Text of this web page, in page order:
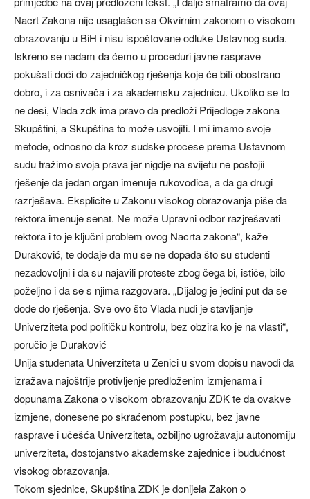
Nacrt Zakona nije usaglašen sa Okvirnim zakonom o visokom
obrazovanju u BiH i nisu ispoštovane odluke Ustavnog suda.
Iskreno se nadam da ćemo u proceduri javne rasprave
pokušati doći do zajedničkog rješenja koje će biti obostrano
dobro, i za osnivača i za akademsku zajednicu. Ukoliko se to
ne desi, Vlada zdk ima pravo da predloži Prijedloge zakona
Skupštini, a Skupština to može usvojiti. I mi imamo svoje
metode, odnosno da kroz sudske procese prema Ustavnom
sudu tražimo svoja prava jer nigdje na svijetu ne postojii
rješenje da jedan organ imenuje rukovodica, a da ga drugi
razrješava. Eksplicite u Zakonu visokog obrazovanja piše da
rektora imenuje senat. Ne može Upravni odbor razjrešavati
rektora i to je ključni problem ovog Nacrta zakona“, kaže
Duraković, te dodaje da mu se ne dopada što su studenti
nezadovoljni i da su najavili proteste zbog čega bi, ističe, bilo
poželjno i da se s njima razgovara. „Dijalog je jedini put da se
dođe do rješenja. Sve ovo što Vlada nudi je stavljanje
Univerziteta pod političku kontrolu, bez obzira ko je na vlasti“,
poručio je Duraković
Unija studenata Univerziteta u Zenici u svom dopisu navodi da
izražava najoštrije protivljenje predloženim izmjenama i
dopunama Zakona o visokom obrazovanju ZDK te da ovakve
izmjene, donesene po skraćenom postupku, bez javne
rasprave i učešća Univerziteta, ozbiljno ugrožavaju autonomiju
univerziteta, dostojanstvo akademske zajednice i budućnost
visokog obrazovanja.
Tokom sjednice, Skupština ZDK je donijela Zakon o